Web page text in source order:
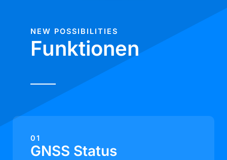
NEW POSSIBILITIES
Funktionen
01
GNSS Status